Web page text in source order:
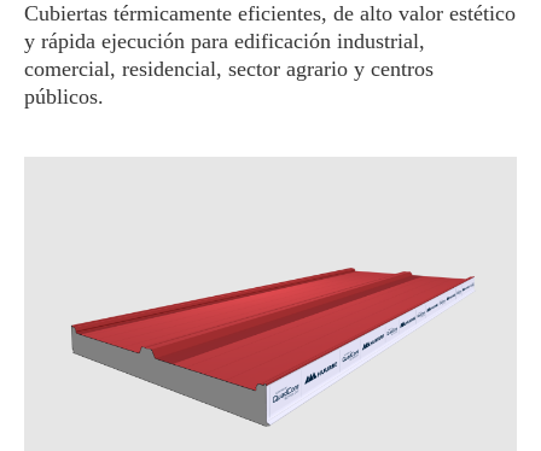
Cubiertas térmicamente eficientes, de alto valor estético
y rápida ejecución para edificación industrial,
comercial, residencial, sector agrario y centros
públicos.